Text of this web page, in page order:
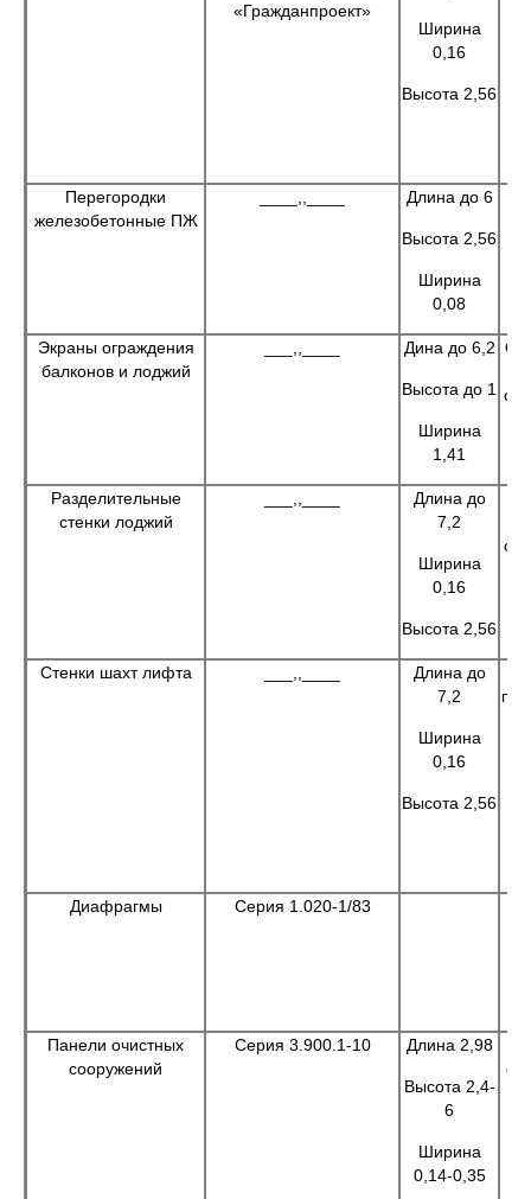
«Гражданпроект»
Ширина
0,16
Высота 2,56
Перегородки
железобетонные ПЖ
Длина до 6
Высота 2,56
Ширина
0,08
Экраны ограждения
балконов и лоджий
Дина до 6,2
Высота до 1
Ширина
1,41
Разделительные
стенки лоджий
Длина до
7,2
Ширина
0,16
Высота 2,56
Стенки шахт лифта
Длина до
7,2
Ширина
0,16
Высота 2,56
Диафрагмы Серия 1.020-1/83
Панели очистных
сооружений
Серия 3.900.1-10 Длина 2,98
Высота 2,4-
6
Ширина
0,14-0,35